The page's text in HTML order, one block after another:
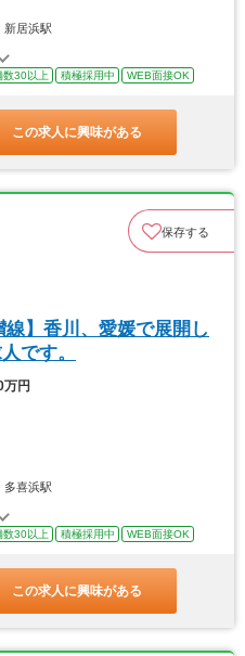
新居浜駅
数30以上 積極採用中 WEB面接OK
この求人に興味がある
保存する
線】香川、愛媛で展開し
です。
万円
多喜浜駅
数30以上 積極採用中 WEB面接OK
この求人に興味がある